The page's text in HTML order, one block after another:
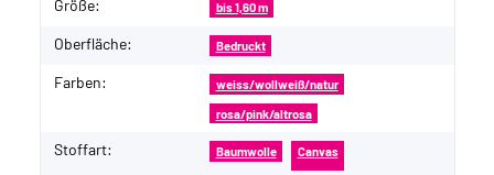
Größe: bis 1,60 m
Oberfläche: Bedruckt
Farben: weiss/wollweiß/natur
rosa/pink/altrosa
Stoffart: Baumwolle Canvas